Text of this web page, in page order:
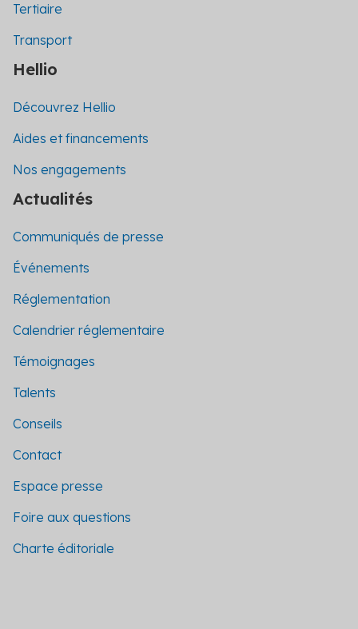
Tertiaire
Transport
Hellio
Découvrez Hellio
Aides et financements
Nos engagements
Actualités
Communiqués de presse
Événements
Réglementation
Calendrier réglementaire
Témoignages
Talents
Conseils
Contact
Espace presse
Foire aux questions
Charte éditoriale